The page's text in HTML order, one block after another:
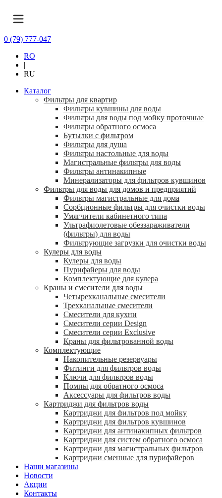
0 (79) 777-047
RO
|
RU
Каталог
Фильтры для квартир
Фильтры кувшины для воды
Фильтры для воды под мойку проточные
Фильтры обратного осмоса
Бутылки с фильтром
Фильтры для душа
Фильтры настольные для воды
Магистральные фильтры для воды
Фильтры антинакипные
Минерализаторы для фильтров кувшинов
Фильтры для воды для домов и предприятий
Фильтры магистральные для дома
Сорбционные фильтры для очистки воды
Умягчители кабинетного типа
Ультрафиолетовые обеззараживатели
(фильтры) для воды
Фильтрующие загрузки для очистки воды
Кулеры для воды
Кулеры для воды
Пурифайеры для воды
Комплектующие для кулера
Краны и смесители для воды
Четырехканальные смесители
Трехканальные смесители
Смесители для кухни
Смесители серии Design
Смесители серии Exclusive
Краны для фильтрованной воды
Комплектующие
Накопительные резервуары
Фитинги для фильтров воды
Ключи для фильтров воды
Помпы для обратного осмоса
Аксессуары для фильтров воды
Картриджи для фильтров воды
Картриджи для фильтров под мойку
Картриджи для фильтров кувшинов
Картриджи для антинакипных фильтров
Картриджи для систем обратного осмоса
Картриджи для магистральных фильтров
Картриджи сменные для пурифайеров
Наши магазины
Новости
Акции
Контакты